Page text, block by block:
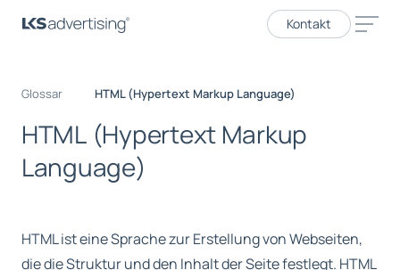
Kontakt
Glossar HTML (Hypertext Markup Language)
HTML (Hypertext Markup
Language)
HTML ist eine Sprache zur Erstellung von Webseiten,
die die Struktur und den Inhalt der Seite festlegt. HTML